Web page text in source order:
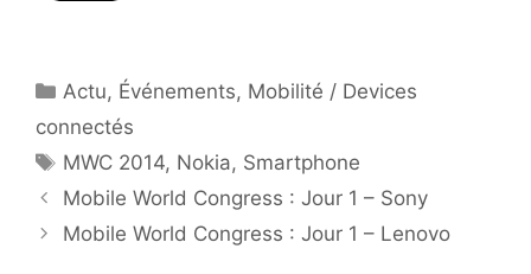
Catégories
Actu, Événements, Mobilité / Devices
connectés
Étiquettes
MWC 2014, Nokia, Smartphone
Mobile World Congress : Jour 1 – Sony
Mobile World Congress : Jour 1 – Lenovo